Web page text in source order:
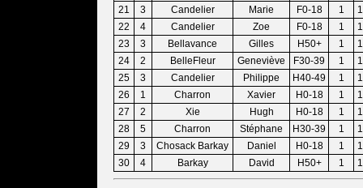
21
3 Candelier Marie F0-18 1
22
4 Candelier Zoe F0-18 1
23
3 Bellavance Gilles H50+ 1
24
2 BelleFleur Geneviève F30-39 1
25
3 Candelier Philippe H40-49 1
26
1 Charron Xavier H0-18 1
27
2 Xie Hugh H0-18 1
28
5 Charron Stéphane H30-39 1
29
3 Chosack Barkay Daniel H0-18 1
30
4 Barkay David H50+ 1